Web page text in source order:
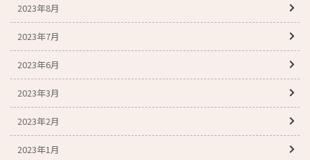
2023年8月
2023年7月
2023年6月
2023年3月
2023年2月
2023年1月